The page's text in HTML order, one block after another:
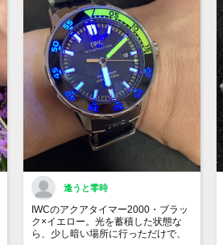
逢うと零時
IWCのアクアタイマー2000・ブラッ
ク×イエロー。光を蓄積した状態な
ら、少し暗い場所に行っただけで、